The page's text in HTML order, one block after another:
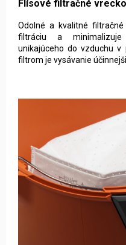
Flísové filtračné vrecko
Odolné a kvalitné
filtráciu a
unikajúceho do vzduchu v
filtrom je vysávanie